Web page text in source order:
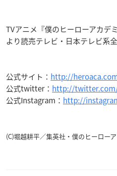
TVアニメ『僕のヒーローアカデ
より読売テレビ・日本テレビ系
公式サイト： http://
公式twitter： http://
公式Instagram： http://
(C)堀越耕平／集英社・僕のヒーロー